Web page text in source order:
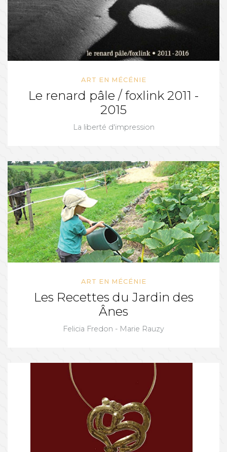
ART EN MÉCÉNIE
Le renard pâle / foxlink 2011 -
2015
La liberté d'impression
ART EN MÉCÉNIE
Les Recettes du Jardin des
Ânes
Felicia Fredon - Marie Rauzy